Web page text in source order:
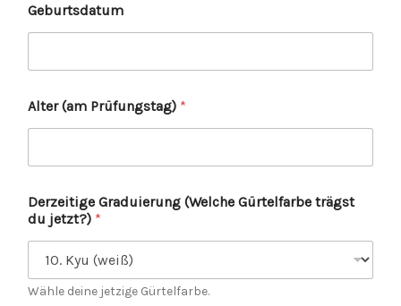
Geburtsdatum
Alter (am Prüfungstag) *
Derzeitige Graduierung (Welche Gürtelfarbe trägst
du jetzt?) *
Wähle deine jetzige Gürtelfarbe.